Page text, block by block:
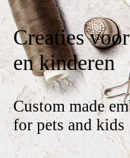
Creaties
en kinderen
Custom made
for pets and kids